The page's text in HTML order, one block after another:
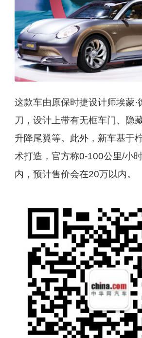
这款车由原保时捷设计师埃蒙·
刀，设计上带有无框车门、隐
升降尾翼等。此外，新车基于
术打造，官方称0-100公里/小
内，预计售价会在20万以内。